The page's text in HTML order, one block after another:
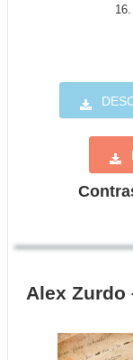
Alex Zurdo